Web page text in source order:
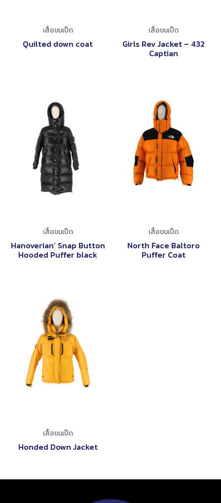
เสื้อขนเป็ด
Quilted down coat
เสื้อขนเป็ด
Girls Rev Jacket – 432
Captian
เสื้อขนเป็ด
Hanoverian’ Snap Button
Hooded Puffer black
เสื้อขนเป็ด
North Face Baltoro
Puffer Coat
เสื้อขนเป็ด
Honded Down Jacket